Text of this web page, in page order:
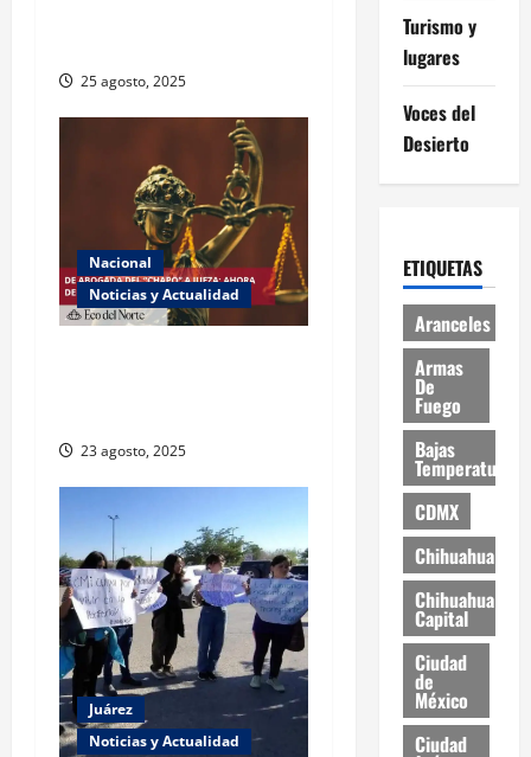
25 agosto, 2025
Nacional
Noticias y Actualidad
23 agosto, 2025
Juárez
Noticias y Actualidad
Turismo y
lugares
Voces del
Desierto
ETIQUETAS
Aranceles
Armas
De
Fuego
Bajas
Temperaturas
CDMX
Chihuahua
Chihuahua
Capital
Ciudad
de
México
Ciudad